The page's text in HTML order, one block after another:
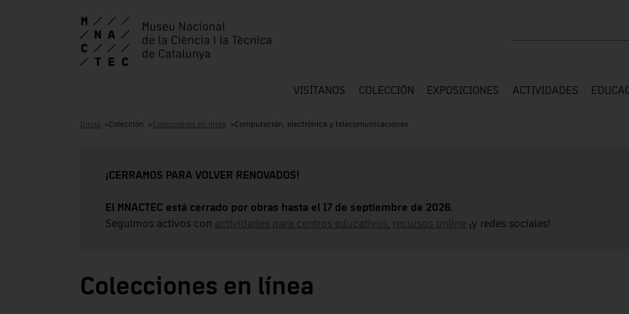
VISÍTANOS COLECCIÓN EXPOSICIONES ACTIVIDADES
Inicio Colección Colecciones en línea Computación, electrónica y telecomunicaciones
¡CERRAMOS PARA VOLVER RENOVADOS!
El MNACTEC está cerrado por obras hasta el 17 de septiembre de 2026.
Seguimos activos con actividades para centros educativos recursos online ¡y redes sociales!
Colecciones en línea